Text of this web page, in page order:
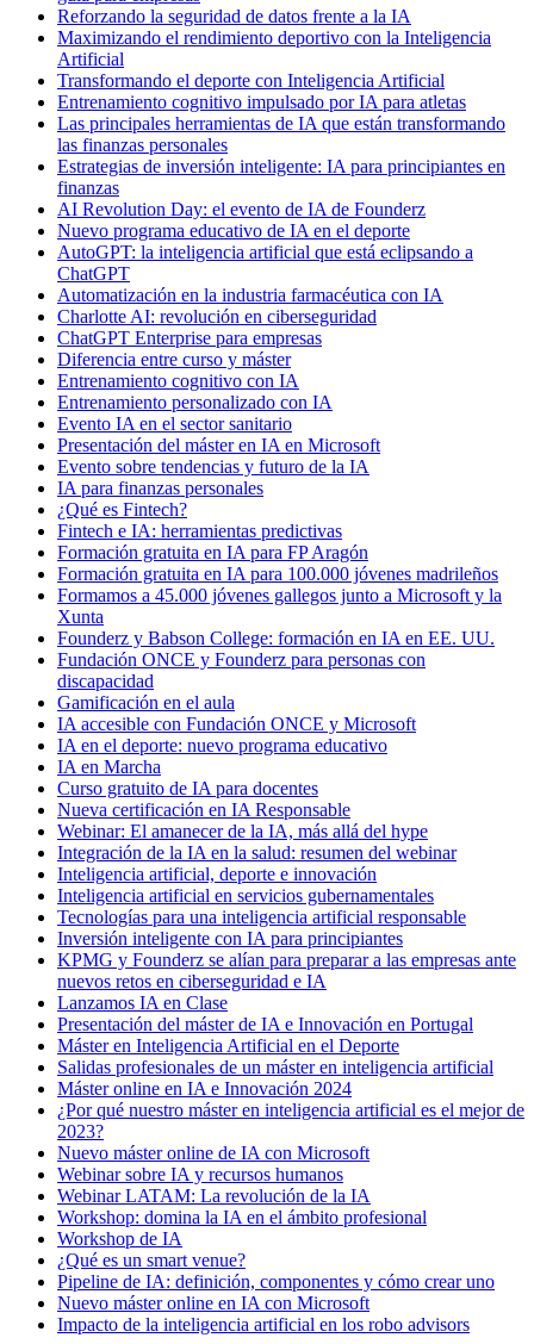
Reforzando la seguridad de datos frente a la IA
Maximizando el rendimiento deportivo con la Inteligencia
Artificial
Transformando el deporte con Inteligencia Artificial
Entrenamiento cognitivo impulsado por IA para atletas
Las principales herramientas de IA que están transformando
las finanzas personales
Estrategias de inversión inteligente: IA para principiantes en
finanzas
AI Revolution Day: el evento de IA de Founderz
Nuevo programa educativo de IA en el deporte
AutoGPT: la inteligencia artificial que está eclipsando a
ChatGPT
Automatización en la industria farmacéutica con IA
Charlotte AI: revolución en ciberseguridad
ChatGPT Enterprise para empresas
Diferencia entre curso y máster
Entrenamiento cognitivo con IA
Entrenamiento personalizado con IA
Evento IA en el sector sanitario
Presentación del máster en IA en Microsoft
Evento sobre tendencias y futuro de la IA
IA para finanzas personales
¿Qué es Fintech?
Fintech e IA: herramientas predictivas
Formación gratuita en IA para FP Aragón
Formación gratuita en IA para 100.000 jóvenes madrileños
Formamos a 45.000 jóvenes gallegos junto a Microsoft y la
Xunta
Founderz y Babson College: formación en IA en EE. UU.
Fundación ONCE y Founderz para personas con
discapacidad
Gamificación en el aula
IA accesible con Fundación ONCE y Microsoft
IA en el deporte: nuevo programa educativo
IA en Marcha
Curso gratuito de IA para docentes
Nueva certificación en IA Responsable
Webinar: El amanecer de la IA, más allá del hype
Integración de la IA en la salud: resumen del webinar
Inteligencia artificial, deporte e innovación
Inteligencia artificial en servicios gubernamentales
Tecnologías para una inteligencia artificial responsable
Inversión inteligente con IA para principiantes
KPMG y Founderz se alían para preparar a las empresas ante
nuevos retos en ciberseguridad e IA
Lanzamos IA en Clase
Presentación del máster de IA e Innovación en Portugal
Máster en Inteligencia Artificial en el Deporte
Salidas profesionales de un máster en inteligencia artificial
Máster online en IA e Innovación 2024
¿Por qué nuestro máster en inteligencia artificial es el mejor de
2023?
Nuevo máster online de IA con Microsoft
Webinar sobre IA y recursos humanos
Webinar LATAM: La revolución de la IA
Workshop: domina la IA en el ámbito profesional
Workshop de IA
¿Qué es un smart venue?
Pipeline de IA: definición, componentes y cómo crear uno
Nuevo máster online en IA con Microsoft
Impacto de la inteligencia artificial en los robo advisors